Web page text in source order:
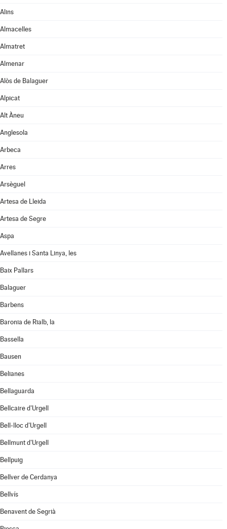
Alins
Almacelles
Almatret
Almenar
Alòs de Balaguer
Alpicat
Alt Àneu
Anglesola
Arbeca
Arres
Arsèguel
Artesa de Lleida
Artesa de Segre
Aspa
Avellanes i Santa Linya, les
Baix Pallars
Balaguer
Barbens
Baronia de Rialb, la
Bassella
Bausen
Belianes
Bellaguarda
Bellcaire d'Urgell
Bell-lloc d'Urgell
Bellmunt d'Urgell
Bellpuig
Bellver de Cerdanya
Bellvís
Benavent de Segrià